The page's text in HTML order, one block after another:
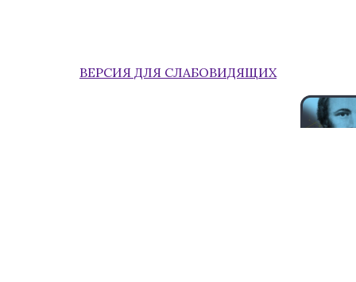
ВЕРСИЯ ДЛЯ СЛАБОВИДЯЩИХ